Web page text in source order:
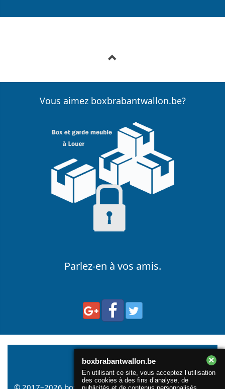
Vous aimez boxbrabantwallon.be?
Parlez-en à vos amis.
© 2017–2026 boxbrabantwallon.be. All rights reserved |
boxbrabantwallon.be
En utilisant ce site, vous acceptez l’utilisation
des cookies à des fins d’analyse, de
×